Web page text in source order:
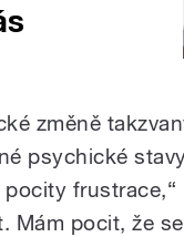
změně
psychické
frustrace,“
Mám pocit, že